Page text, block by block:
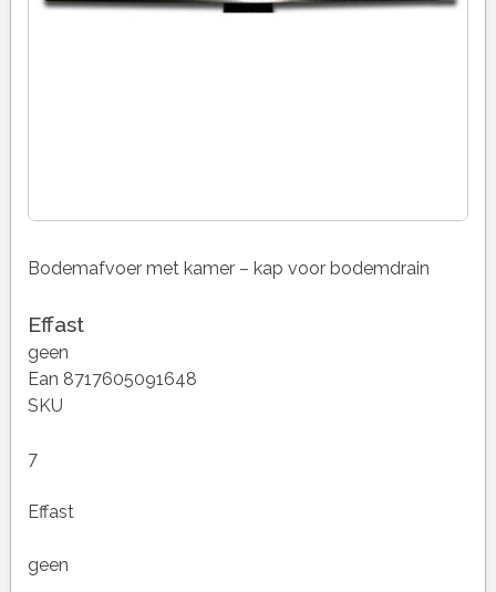
Bodemafvoer met kamer – kap voor bodemdrain
Effast
geen
Ean 8717605091648
SKU
7
Effast
geen